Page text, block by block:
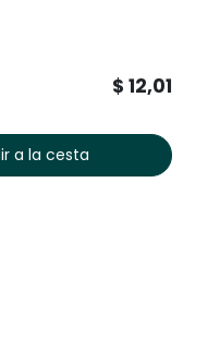
a la cesta
$ 12,01